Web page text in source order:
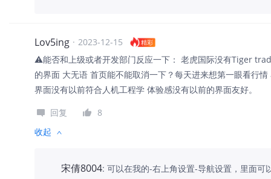
Lov5ing · 2023-12-15 精彩
⚠️能否和上级或者开发部门反应一下： 老虎国际没有Tiger
的界面 大无语 首页能不能取消一下？每天进来想第一眼看行
界面没有以前符合人机工程学 体验感没有以前的界面友好。
回复
8
收起
宋倩8004: 可以在我的-右上角设置-导航设置，里面